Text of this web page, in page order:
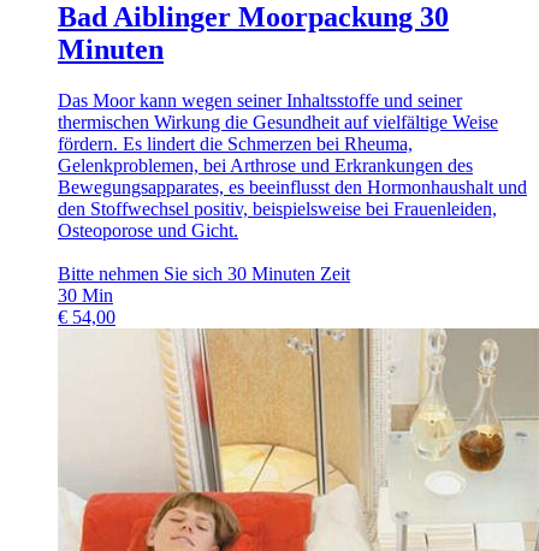
Bad Aiblinger Moorpackung 30
Minuten
Das Moor kann wegen seiner Inhaltsstoffe und seiner
thermischen Wirkung die Gesundheit auf vielfältige Weise
fördern. Es lindert die Schmerzen bei Rheuma,
Gelenkproblemen, bei Arthrose und Erkrankungen des
Bewegungsapparates, es beeinflusst den Hormonhaushalt und
den Stoffwechsel positiv, beispielsweise bei Frauenleiden,
Osteoporose und Gicht.
Bitte nehmen Sie sich 30 Minuten Zeit
30 Min
€ 54,00